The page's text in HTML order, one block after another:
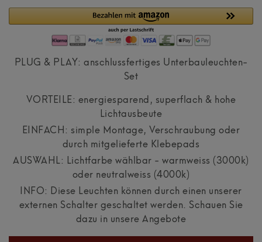
PLUG & PLAY: anschlussfertiges Unterbauleuchten-
Set
VORTEILE: energiesparend, superflach & hohe
Lichtausbeute
EINFACH: simple Montage, Verschraubung oder
durch mitgelieferte Klebepads
AUSWAHL: Lichtfarbe wählbar - warmweiss (3000k)
oder neutralweiss (4000k)
INFO: Diese Leuchten können durch einen unserer
externen Schalter geschaltet werden. Schauen Sie
dazu in unsere Angebote